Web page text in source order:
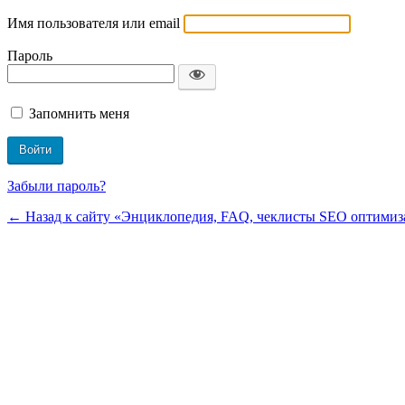
Имя пользователя или email
Пароль
Запомнить меня
Забыли пароль?
← Назад к сайту «Энциклопедия, FAQ, чеклисты SEO